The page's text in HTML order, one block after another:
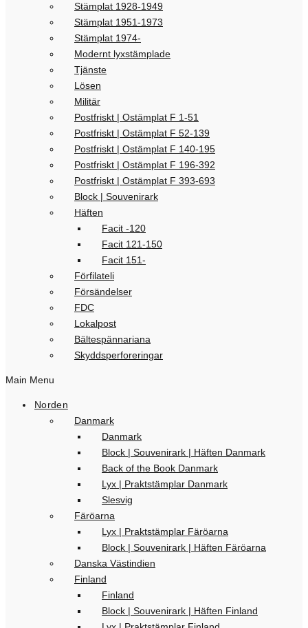
Stämplat 1928-1949
Stämplat 1951-1973
Stämplat 1974-
Modernt lyxstämplade
Tjänste
Lösen
Militär
Postfriskt | Ostämplat F 1-51
Postfriskt | Ostämplat F 52-139
Postfriskt | Ostämplat F 140-195
Postfriskt | Ostämplat F 196-392
Postfriskt | Ostämplat F 393-693
Block | Souvenirark
Häften
Facit -120
Facit 121-150
Facit 151-
Förfilateli
Försändelser
FDC
Lokalpost
Bältespännariana
Skyddsperforeringar
Main Menu
Norden
Danmark
Danmark
Block | Souvenirark | Häften Danmark
Back of the Book Danmark
Lyx | Praktstämplar Danmark
Slesvig
Färöarna
Lyx | Praktstämplar Färöarna
Block | Souvenirark | Häften Färöarna
Danska Västindien
Finland
Finland
Block | Souvenirark | Häften Finland